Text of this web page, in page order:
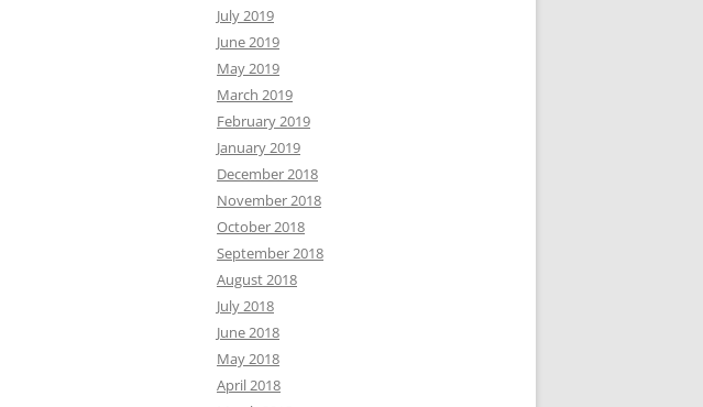
July 2019
June 2019
May 2019
March 2019
February 2019
January 2019
December 2018
November 2018
October 2018
September 2018
August 2018
July 2018
June 2018
May 2018
April 2018